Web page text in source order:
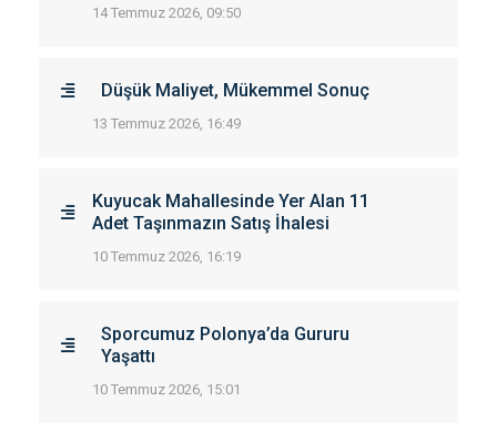
14 Temmuz 2026, 09:50
Düşük Maliyet, Mükemmel Sonuç
13 Temmuz 2026, 16:49
Kuyucak Mahallesinde Yer Alan 11
Adet Taşınmazın Satış İhalesi
10 Temmuz 2026, 16:19
Sporcumuz Polonya’da Gururu
Yaşattı
10 Temmuz 2026, 15:01